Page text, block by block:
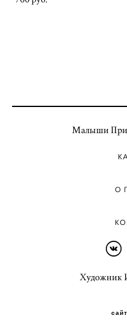
Малыши
О
Художник